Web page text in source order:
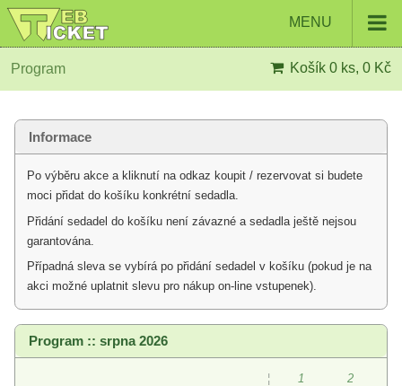
MENU
Program Košík 0 ks, 0 Kč
Informace
Po výběru akce a kliknutí na odkaz koupit / rezervovat si budete
moci přidat do košíku konkrétní sedadla.
Přidání sedadel do košíku není závazné a sedadla ještě nejsou
garantována.
Případná sleva se vybírá po přidání sedadel v košíku (pokud je na
akci možné uplatnit slevu pro nákup on-line vstupenek).
Program :: srpna 2026
¦ 1
2